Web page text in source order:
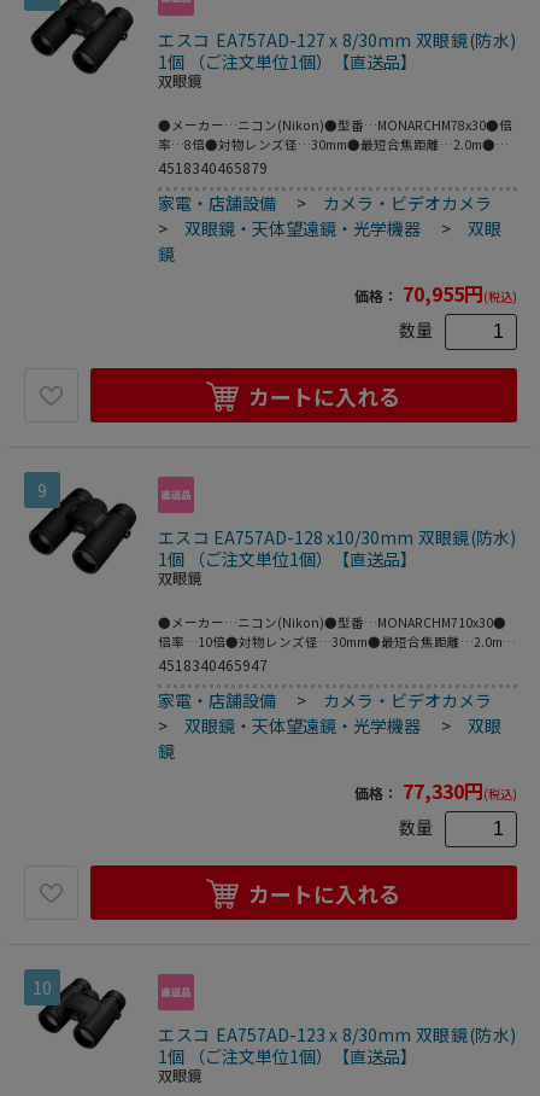
エスコ EA757AD-127 x 8/30mm 双眼鏡(防水)
1個 （ご注文単位1個）【直送品】
双眼鏡
●メーカー…ニコン(Nikon)●型番…MONARCHM78x30●倍
率…8倍●対物レンズ径…30mm●最短合焦距離…2.0m●実
視界…8.3°●明るさ…14.4●サイズ(mm)…
125(W)×48(D)×119(H)●重量…465g●付属品…接眼キャッ
プ､対物キャップ､ケース､ストラップ●ひとみ径…
3.8mm●1000mにおける視界…145m●アイレリーフ…
15.1mm●見掛視界…60.3°●眼幅調整範囲…56-72mm●防水
性能…1mの水深に10分間浸かっても影響のない防水設計(水
もたらされる見やすい広視界とコントラストを追求した
MONARCHシリーズ｡M7は外観を洗練された握りやすいデザ
インに一新し､視度調整リングにロック機構を装備した本格
た､すべてのレンズとプリズムに多層膜コーティングを採用｡
補助プリズムには高反射誘電体多層膜､ダハプリズムには位
ドア､スポーツ観戦､星空観察にも最適です｡●水や油性の汚
れをはじき､汚れにくいコーティングを対物レンズと接眼レ
ンズに採用｡レンズに皮脂や指紋が付着しにくく､付着しても
簡単にふき取ることができます｡●ED(特殊低分散)ガラスの
採用により､色にじみの原因となる色収差を補正するととも
に､高いコントラストと解像力を実現｡野鳥のきめ細やかなデ
ィティールまでつぶさに観察できます｡●グラスファイバー
ド感に優れた握りやすい形状で､快適な観察をサポートしま
す｡●視度調整リングにロック機構を搭載｡使用中や操作時
に､
4518340465879
家電・店舗設備 > カメラ・ビデオカメラ
>双眼鏡・天体望遠鏡・光学機器 >双眼
鏡
価格： 70,955円(税込)
数量
カートに入れる
9
エスコ EA757AD-128 x10/30mm 双眼鏡(防水)
1個 （ご注文単位1個）【直送品】
双眼鏡
●メーカー…ニコン(Nikon)●型番…MONARCHM710x30●
倍率…10倍●対物レンズ径…30mm●最短合焦距離…2.0m●
実視界…6.7°●明るさ…9.0●サイズ(mm)…
125(W)×48(D)×119(H)●重量…470g●付属品…接眼キャッ
プ､対物キャップ､ケース､ストラップ●ひとみ径…
3.0mm●1000mにおける視界…117m●アイレリーフ…
15.8mm●見掛視界…60.7°●眼幅調整範囲…56-72mm●防水
性能…1mの水深に10分間浸かっても影響のない防水設計(水
もたらされる見やすい広視界とコントラストを追求した
MONARCHシリーズ｡M7は外観を洗練された握りやすいデザ
インに一新し､視度調整リングにロック機構を装備した本格
た､すべてのレンズとプリズムに多層膜コーティングを採用｡
補助プリズムには高反射誘電体多層膜､ダハプリズムには位
ドア､スポーツ観戦､星空観察にも最適です｡●水や油性の汚
れをはじき､汚れにくいコーティングを対物レンズと接眼レ
ンズに採用｡レンズに皮脂や指紋が付着しにくく､付着しても
簡単にふき取ることができます｡●ED(特殊低分散)ガラスの
採用により､色にじみの原因となる色収差を補正するととも
に､高いコントラストと解像力を実現｡野鳥のきめ細やかなデ
ィティールまでつぶさに観察できます｡●グラスファイバー
4518340465947
家電・店舗設備 > カメラ・ビデオカメラ
>双眼鏡・天体望遠鏡・光学機器 >双眼
鏡
価格： 77,330円(税込)
数量
カートに入れる
10
エスコ EA757AD-123 x 8/30mm 双眼鏡(防水)
1個 （ご注文単位1個）【直送品】
双眼鏡